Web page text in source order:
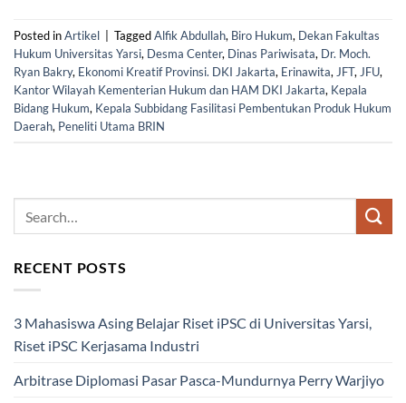
Posted inArtikel TaggedAlfik Abdullah, Biro Hukum, Dekan Fakultas
Hukum Universitas Yarsi, Desma Center, Dinas Pariwisata, Dr. Moch.
Ryan Bakry, Ekonomi Kreatif Provinsi. DKI Jakarta, Erinawita, JFT, JFU,
Kantor Wilayah Kementerian Hukum dan HAM DKI Jakarta, Kepala
Bidang Hukum, Kepala Subbidang Fasilitasi Pembentukan Produk Hukum
Daerah, Peneliti Utama BRIN
RECENT POSTS
3 Mahasiswa Asing Belajar Riset iPSC di Universitas Yarsi,
Riset iPSC Kerjasama Industri
Arbitrase Diplomasi Pasar Pasca-Mundurnya Perry Warjiyo